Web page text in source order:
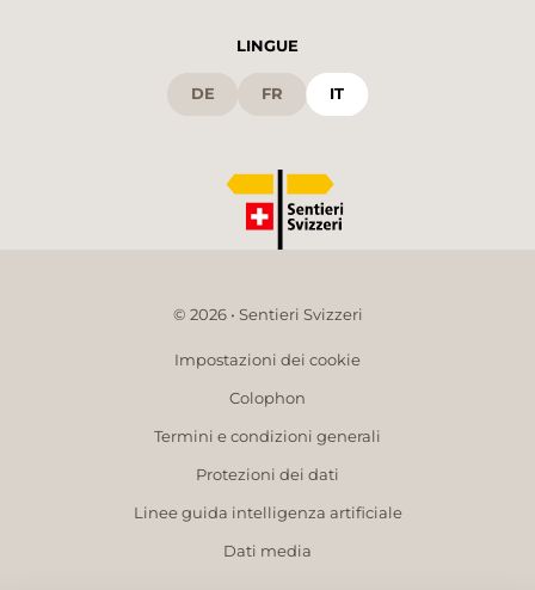
LINGUE
DE FR IT
© 2026 • Sentieri Svizzeri
Impostazioni dei cookie
Colophon
Termini e condizioni generali
Protezioni dei dati
Linee guida intelligenza artificiale
Dati media